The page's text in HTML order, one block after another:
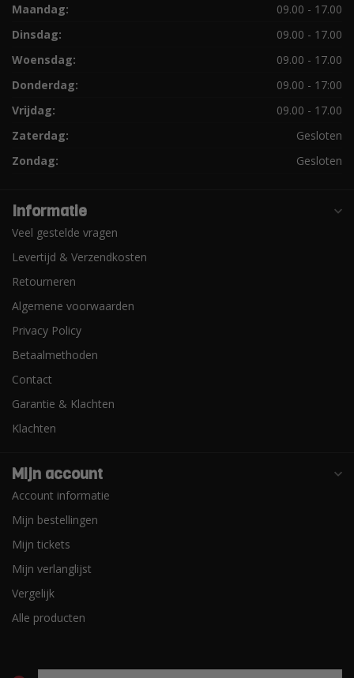
Maandag:
09.00 - 17.00
Dinsdag:
09.00 - 17.00
Woensdag:
09.00 - 17.00
Donderdag:
09.00 - 17:00
Vrijdag:
09.00 - 17.00
Zaterdag:
Gesloten
Zondag:
Gesloten
Informatie
Veel gestelde vragen
Levertijd & Verzendkosten
Retourneren
Algemene voorwaarden
Privacy Policy
Betaalmethoden
Contact
Garantie & Klachten
Klachten
Mijn account
Account informatie
Mijn bestellingen
Mijn tickets
Mijn verlanglijst
Vergelijk
Alle producten